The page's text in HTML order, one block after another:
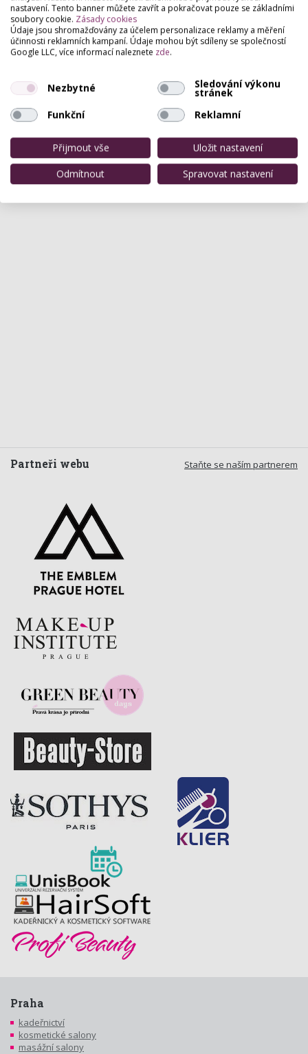
Střelničná 1980/14, Praha
Sportovní, rekondiční, kosmetické masáže a funkční
trénink.
Staňte se naším partnerem
Partneři webu
Praha
kadeřnictví
kosmetické salony
masážní salony
nastavení. Tento banner můžete zavřít a pokračovat pouze se základními
soubory cookie. Zásady cookies
Údaje jsou shromažďovány za účelem personalizace reklamy a měření
účinnosti reklamních kampaní. Údaje mohou být sdíleny se společností
Google LLC, více informací naleznete zde.
Nezbytné Sledování výkonu
stránek
Funkční
Reklamní
Přijmout vše
Uložit nastavení
Odmítnout
Spravovat nastavení